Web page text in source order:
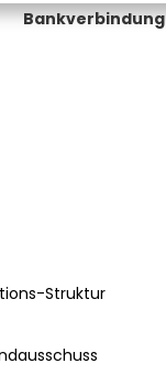
Bankverbindung
Struktur